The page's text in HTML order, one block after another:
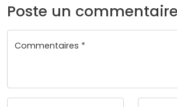
Poste un commentaire
Commentaires *